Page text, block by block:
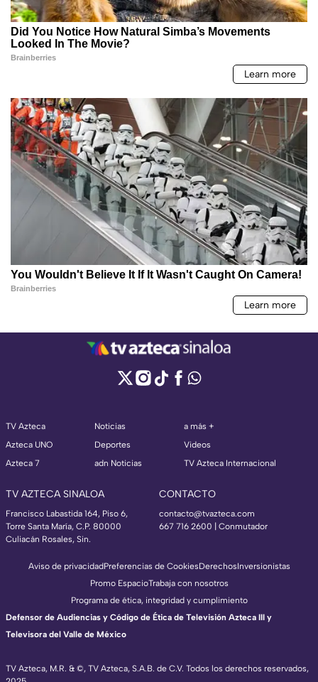
TV Azteca
Azteca UNO
Azteca 7
Noticias
Deportes
adn Noticias
a más +
Videos
TV Azteca Internacional
TV AZTECA SINALOA
Francisco Labastida 164, Piso 6,
Torre Santa María, C.P. 80000
Culiacán Rosales, Sin.
CONTACTO
contacto@tvazteca.com
667 716 2600 | Conmutador
TV Azteca, M.R. & ©, TV Azteca, S.A.B. de C.V. Todos los derechos reservados,
Aviso de privacidadPreferencias de CookiesDerechosInversionistas
Promo EspacioTrabaja con nosotros
Programa de ética, integridad y cumplimiento
Defensor de Audiencias y Código de Ética de Televisión Azteca III y
Televisora del Valle de México